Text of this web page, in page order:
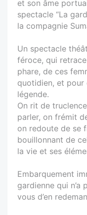
et son âme
spectacle “La
la compagnie
Un spectacle
féroce, qui
phare, de ces
quotidien, et pour
légende.
On rit de
parler, on frémit
on redoute de se
bouillonnant de
la vie et ses
Embarquement
gardienne qui n’a
vous d’en